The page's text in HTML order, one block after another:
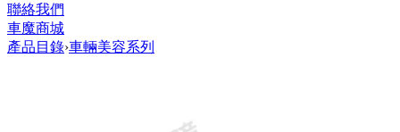
聯絡我們
車魔商城
產品目錄›車輛美容系列